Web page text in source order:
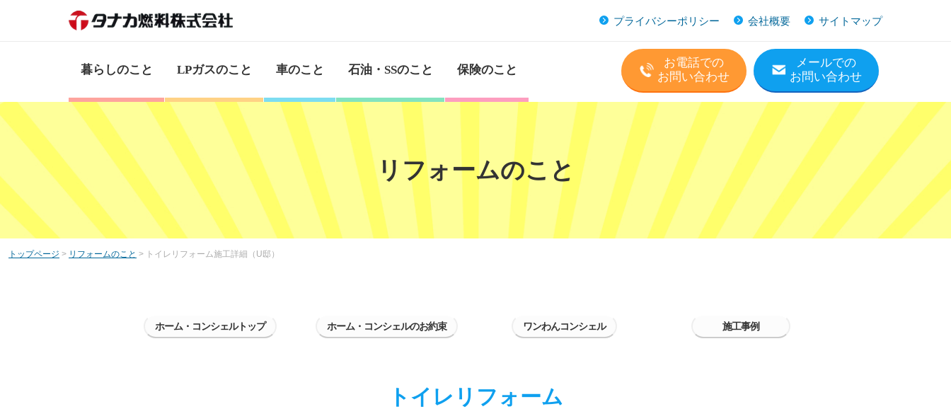
プライバシーポリシー 会社概要 サイトマップ
暮らしのこと LPガスのこと 車のこと 石油・SSのこと 保険のこと
お電話での
お問い合わせ
メールでの
お問い合わせ
リフォームのこと
トップページ > リフォームのこと > トイレリフォーム施工詳細（U邸）
ホーム・コンシェルトップ ホーム・コンシェルのお約束 ワンわんコンシェル 施工事例
トイレリフォーム